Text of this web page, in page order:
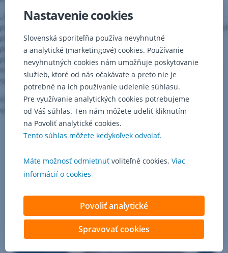
„
Sme veľmi radi, že sa potvrdili naše predpoklady a Slováci nemajú s
prechodom na IBAN problém. Svedčí o tom nielen nadpriemerný nárast
počtu transakcií cez elektronické bankovníctvo, ale aj odozva
pobočkovej siete. Ak sa aj objaví klient, ktorý nevie správne vyplniť
platobný príkaz, naši pracovníci mu ochotne pomôžu.“ vysvetľuje
Katarína Kellenbergerová, riaditeľka platobného styku Slovenskej
sporiteľne.
Úspešné bolo aj kreatívne video, v ktorom sporiteľňa vysvetľuje
výhody IBAN-u. Na sociálnej sieti má približne 360 tisíc videní.
Nastavenie cookies
Slovenská sporiteľňa používa nevyhnutné
a analytické (marketingové) cookies. Používanie
nevyhnutných cookies nám umožňuje poskytovanie
služieb, ktoré od nás očakávate a preto nie je
potrebné na ich používanie udelenie súhlasu.
Pre využívanie analytických cookies potrebujeme
od Váš súhlas. Ten nám môžete udeliť kliknutím
na Povoliť analytické cookies.
Tento súhlas môžete kedykoľvek odvolať.
Máte možnosť odmietnuť voliteľné cookies. Viac
informácií o cookies
Povoliť analytické
Spravovať cookies